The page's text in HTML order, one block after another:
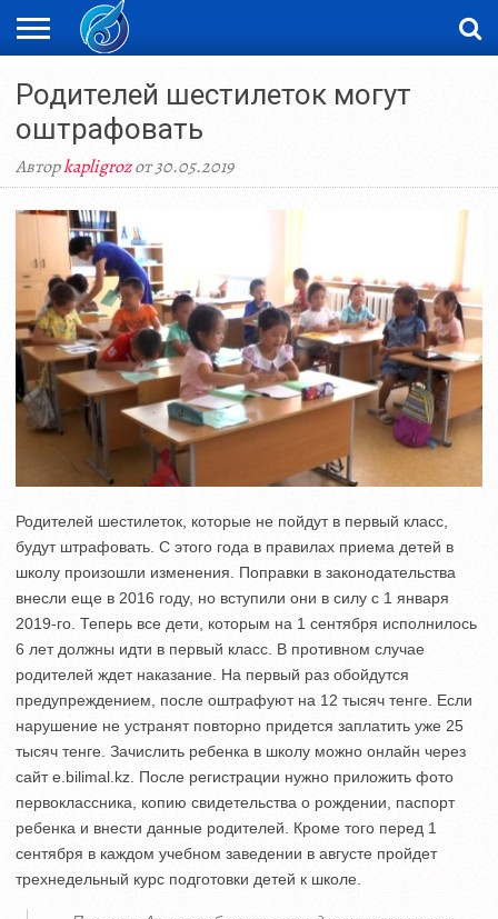
ЖАҢАЛЫҚТАР
НОВОСТИ
ВИДЕО
ФОТОРЕПОРТАЖИ
ОРКЕН
LIVETV
Родителей шестилеток могут
оштрафовать
Авторkapligrozот 30.05.2019
Родителей шестилеток, которые не пойдут в первый класс,
будут штрафовать. С этого года в правилах приема детей в
школу произошли изменения. Поправки в законодательства
внесли еще в 2016 году, но вступили они в силу с 1 января
2019-го. Теперь все дети, которым на 1 сентября исполнилось
6 лет должны идти в первый класс. В противном случае
родителей ждет наказание. На первый раз обойдутся
предупреждением, после оштрафуют на 12 тысяч тенге. Если
нарушение не устранят повторно придется заплатить уже 25
тысяч тенге. Зачислить ребенка в школу можно онлайн через
сайт е.bilimal.kz. После регистрации нужно приложить фото
первоклассника, копию свидетельства о рождении, паспорт
ребенка и внести данные родителей. Кроме того перед 1
сентября в каждом учебном заведении в августе пройдет
трехнедельный курс подготовки детей к школе.